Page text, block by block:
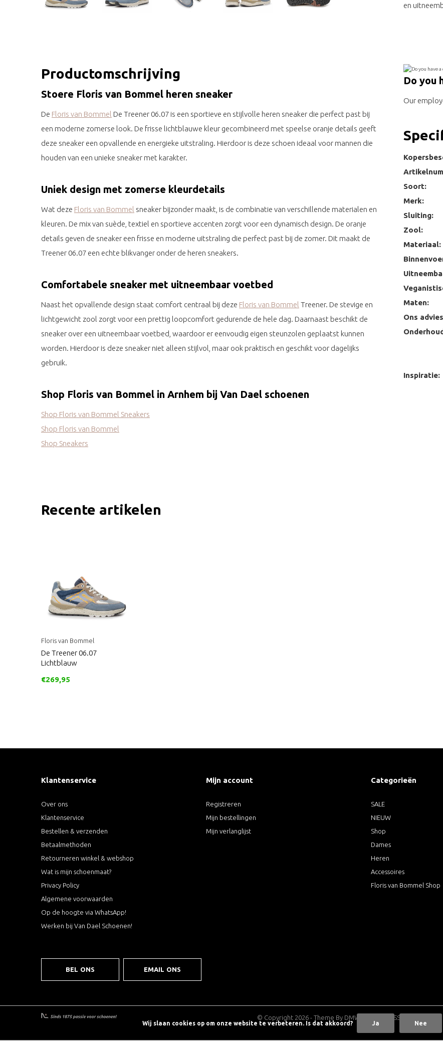
en
Productomschrijving
Stoere Floris van Bommel heren sneaker
De Floris van Bommel De Treener 06.07 is een sportieve en stijlvolle heren sneaker die perfect past bij
een moderne zomerse look. De frisse lichtblauwe kleur gecombineerd met speelse oranje details geeft
deze sneaker een opvallende en energieke uitstraling. Hierdoor is deze schoen ideaal voor mannen die
houden van een unieke sneaker met karakter.
Uniek design met zomerse kleurdetails
Wat deze Floris van Bommel sneaker bijzonder maakt, is de combinatie van verschillende materialen en
kleuren. De mix van suède, textiel en sportieve accenten zorgt voor een dynamisch design. De oranje
details geven de sneaker een frisse en moderne uitstraling die perfect past bij de zomer. Dit maakt de
Treener 06.07 een echte blikvanger onder de heren sneakers.
Comfortabele sneaker met uitneembaar voetbed
Naast het opvallende design staat comfort centraal bij deze Floris van Bommel Treener. De stevige en
lichtgewicht zool zorgt voor een prettig loopcomfort gedurende de hele dag. Daarnaast beschikt de
sneaker over een uitneembaar voetbed, waardoor er eenvoudig eigen steunzolen geplaatst kunnen
worden. Hierdoor is deze sneaker niet alleen stijlvol, maar ook praktisch en geschikt voor dagelijks
gebruik.
Shop Floris van Bommel in Arnhem bij Van Dael schoenen
Shop Floris van Bommel Sneakers
Shop Floris van Bommel
Shop Sneakers
Do you
Our
Soort:
Merk:
Sluiting:
Zool:
Materiaal:
Maten:
Ons
Inspiratie:
Recente artikelen
Floris van Bommel
De Treener 06.07
Lichtblauw
€269,95
Klantenservice
Over ons
Klantenservice
Bestellen & verzenden
Betaalmethoden
Retourneren winkel & webshop
Wat is mijn schoenmaat?
Privacy Policy
Algemene voorwaarden
Op de hoogte via WhatsApp!
Werken bij Van Dael Schoenen!
Mijn account
Registreren
Mijn bestellingen
Mijn verlanglijst
Categorieën
SALE
NIEUW
Shop
Dames
Heren
Accessoires
Floris van Bommel Shop
BEL ONS EMAIL ONS
© Copyright 2026- Theme By DMWS RSS-feed
Wij slaan cookies op om onze website te verbeteren. Is dat akkoord? Ja Nee